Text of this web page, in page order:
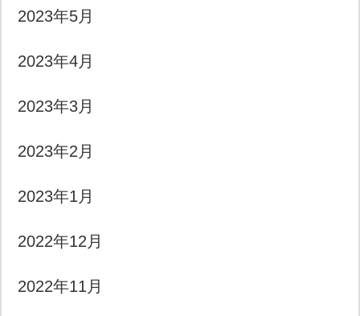
2023年5月
2023年4月
2023年3月
2023年2月
2023年1月
2022年12月
2022年11月